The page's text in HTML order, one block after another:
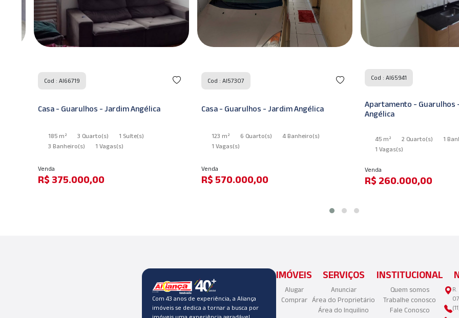
Cod : AI66719
Casa - Guarulhos - Jardim Angélica
185 m² 3 Quarto(s) 1 Suíte(s)
3 Banheiro(s) 1 Vagas(s)
Venda
R$ 375.000,00
Cod : AI57307
Casa - Guarulhos - Jardim Angélica
123 m² 6 Quarto(s) 4 Banheiro(s)
1 Vagas(s)
Venda
R$ 570.000,00
Cod : AI65941
Apartamento - Guarulhos -
Angélica
45 m² 2 Quarto(s) 1
1 Vagas(s)
Venda
R$ 260.000,00
Com 43 anos de experiência, a Aliança
imóveis se dedica a tornar a busca por
IMÓVEIS
Alugar
Comprar
SERVIÇOS
Anunciar
Área do Proprietário
Área do Inquilino
INSTITUCIONAL
Quem somos
Trabalhe conosco
Fale Conosco